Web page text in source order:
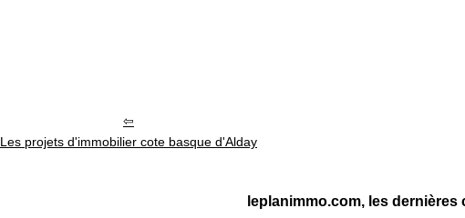
Les projets d'immobilier cote basque d'Alday
leplanimmo.com, les dernières